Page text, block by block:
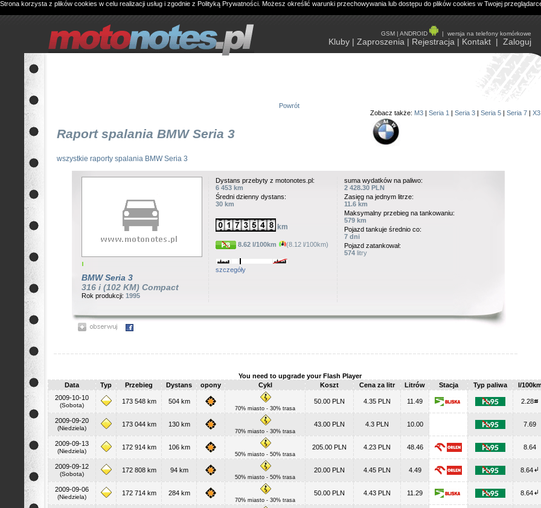
Strona korzysta z plików cookies w celu realizacji usług i zgodnie z Polityką Prywatności . Możesz określić warunki przechowywania lub dostępu do plików cookies w Twojej
GSM | ANDROID | wersja na telefony komórkowe
Kluby | Zaproszenia | Rejestracja | Kontakt | Zaloguj
Powrót
Zobacz także: M3 | Seria 1 | Seria 3 | Seria 5 | Seria 7 | X3
Raport spalania BMW Seria 3
wszystkie raporty spalania BMW Seria 3
BMW Seria 3
316 i (102 KM) Compact
Rok produkcji: 1995
Dystans przebyty z motonotes.pl:
6 453 km
Średni dzienny dystans:
30 km
km
8.62 l/100km (8.12 l/100km)
szczegóły
suma wydatków na paliwo:
2 428.30 PLN
Zasięg na jednym litrze:
11.6 km
Maksymalny przebieg na tankowaniu:
579 km
Pojazd tankuje średnio co:
7 dni
Pojazd zatankował:
574 litry
You need to upgrade your Flash Player
Data
Typ Przebieg Dystans opony Cykl Koszt Cena za litr Litrów Stacja Typ paliwa
l/
2009-10-10
(Sobota)
173 548 km 504 km
70% miasto - 30% trasa
50.00 PLN 4.35 PLN 11.49 2.28
2009-09-20
(Niedziela)
173 044 km 130 km
70% miasto - 30% trasa
43.00 PLN 4.3 PLN 10.00 7.69
2009-09-13
(Niedziela)
172 914 km 106 km
50% miasto - 50% trasa
205.00 PLN 4.23 PLN 48.46 8.64
2009-09-12
(Sobota)
172 808 km 94 km
50% miasto - 50% trasa
20.00 PLN 4.45 PLN 4.49 8.64
2009-09-06
(Niedziela)
172 714 km 284 km
70% miasto - 30% trasa
50.00 PLN 4.43 PLN 11.29 8.64